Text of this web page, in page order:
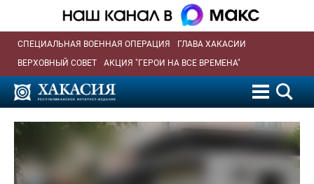
СПЕЦИАЛЬНАЯ ВОЕННАЯ ОПЕРАЦИЯ
ГЛАВА ХАКАСИИ
ВЕРХОВНЫЙ СОВЕТ
АКЦИЯ "ГЕРОИ НА ВСЕ ВРЕМЕНА"